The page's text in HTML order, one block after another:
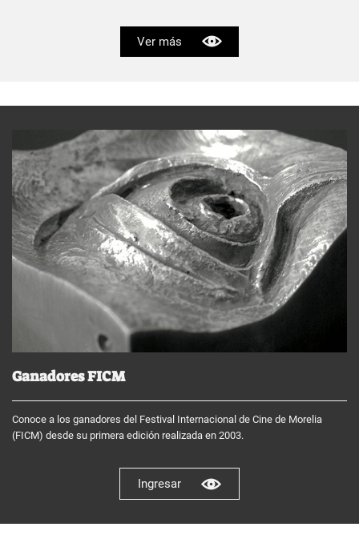
Ver más
Ganadores FICM
Conoce a los ganadores del Festival Internacional de Cine de Morelia
(FICM) desde su primera edición realizada en 2003.
Ingresar